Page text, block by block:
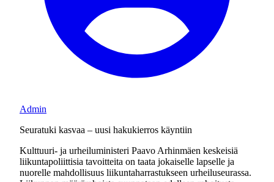
Admin
Seuratuki kasvaa – uusi hakukierros käyntiin
Kulttuuri- ja urheiluministeri Paavo Arhinmäen keskeisiä
liikuntapoliittisia tavoitteita on taata jokaiselle lapselle ja
nuorelle mahdollisuus liikuntaharrastukseen urheiluseurassa.